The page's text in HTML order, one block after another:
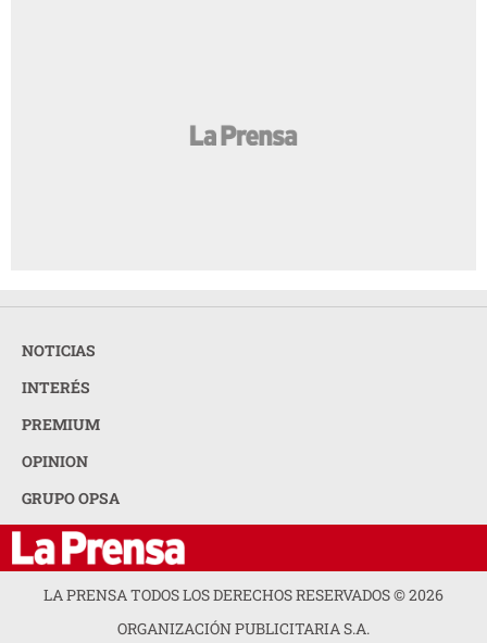
NOTICIAS
INTERÉS
PREMIUM
OPINION
GRUPO OPSA
LA PRENSA TODOS LOS DERECHOS RESERVADOS ©2026
ORGANIZACIÓN PUBLICITARIA S.A.